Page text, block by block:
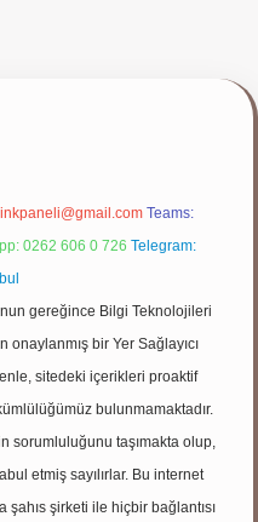
Teams:
0262 606 0 726 Telegram:
gereğince Bilgi Teknolojileri
onaylanmış bir Yer Sağlayıcı
sitedeki içerikleri proaktif
bulunmamaktadır.
sorumluluğunu taşımakta olup,
etmiş sayılırlar. Bu internet
şirketi ile hiçbir bağlantısı